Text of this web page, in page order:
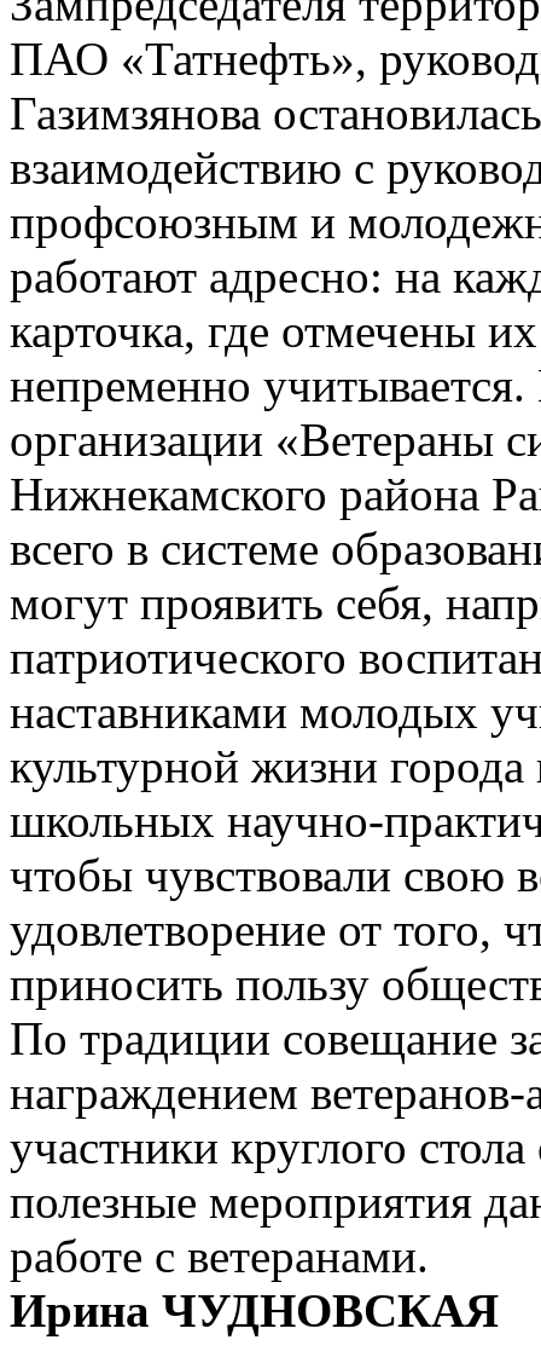
ПАО «Татнефть»,
Газимзянова
взаимодействию с
профсоюзным и
работают адресно: на
карточка, где отмечены
непременно
организации «Ветераны
Нижнекамского района
всего в системе
могут проявить себя,
патриотического
наставниками молодых
культурной жизни
школьных научно-
чтобы чувствовали свою
удовлетворение от того,
приносить пользу
По традиции совещание
награждением ветеранов-
участники круглого
полезные мероприятия
работе с ветеранами.
Ирина ЧУДНОВСКАЯ